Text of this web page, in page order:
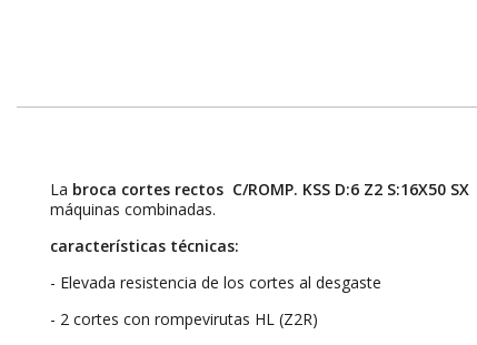
La broca cortes rectos C/ROMP. KSS D:6 Z2 S:16X50 SX
máquinas combinadas.
características técnicas:
- Elevada resistencia de los cortes al desgaste
- 2 cortes con rompevirutas HL (Z2R)